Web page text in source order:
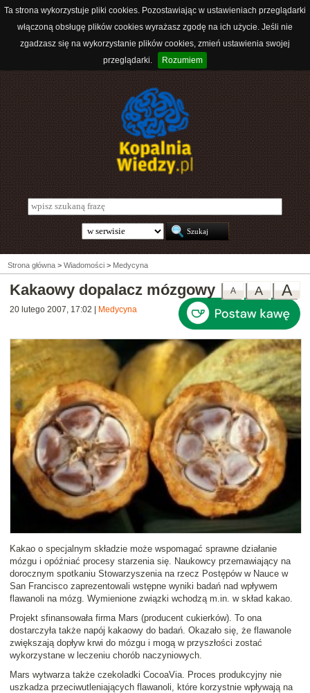
Ta strona wykorzystuje pliki cookies. Pozostawiając w ustawieniach przeglądarki
włączoną obsługę plików cookies wyrażasz zgodę na ich użycie. Jeśli nie
zgadzasz się na wykorzystanie plików cookies, zmień ustawienia swojej
przeglądarki.
Rozumiem
Strona główna > Wiadomości > Medycyna
A
A
A
Kakaowy dopalacz mózgowy
20 lutego 2007, 17:02 Medycyna
Kakao o specjalnym składzie może wspomagać sprawne działanie
mózgu i opóźniać procesy starzenia się. Naukowcy przemawiający na
dorocznym spotkaniu Stowarzyszenia na rzecz Postępów w Nauce w
San Francisco zaprezentowali wstępne wyniki badań nad wpływem
flawanoli na mózg. Wymienione związki wchodzą m.in. w skład kakao.
Projekt sfinansowała firma Mars (producent cukierków). To ona
dostarczyła także napój kakaowy do badań. Okazało się, że flawanole
zwiększają dopływ krwi do mózgu i mogą w przyszłości zostać
wykorzystane w leczeniu chorób naczyniowych.
Mars wytwarza także czekoladki CocoaVia . Proces produkcyjny nie
uszkadza przeciwutleniających flawanoli, które korzystnie wpływają na